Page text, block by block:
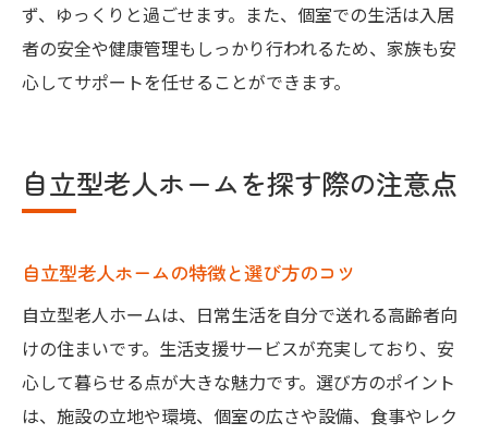
ず、ゆっくりと過ごせます。また、個室での生活は入居
者の安全や健康管理もしっかり行われるため、家族も安
心してサポートを任せることができます。
自立型老人ホームを探す際の注意点
自立型老人ホームの特徴と選び方のコツ
自立型老人ホームは、日常生活を自分で送れる高齢者向
けの住まいです。生活支援サービスが充実しており、安
心して暮らせる点が大きな魅力です。選び方のポイント
は、施設の立地や環境、個室の広さや設備、食事やレク